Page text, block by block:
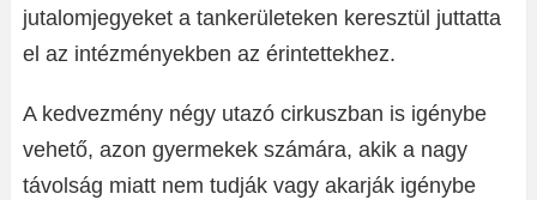
jutalomjegyeket a tankerületeken keresztül juttatta
el az intézményekben az érintettekhez.
A kedvezmény négy utazó cirkuszban is igénybe
vehető, azon gyermekek számára, akik a nagy
távolság miatt nem tudják vagy akarják igénybe